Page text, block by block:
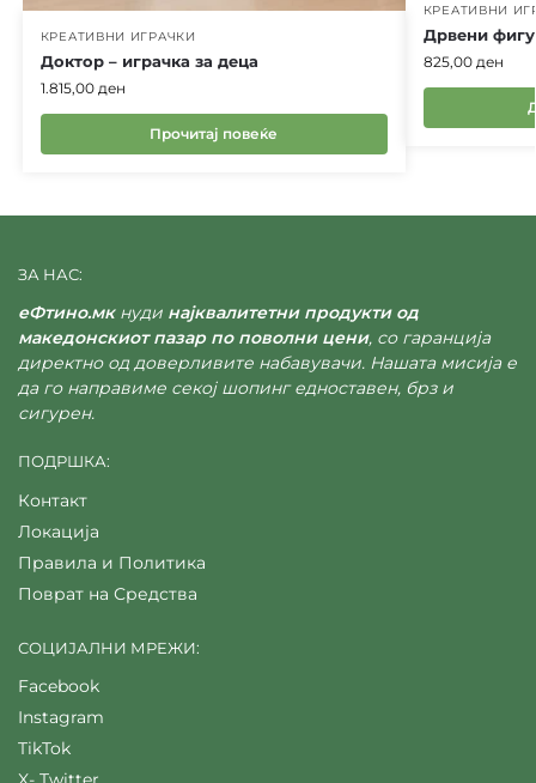
КРЕАТИВНИ ИГРАЧКИ
Доктор – играчка за деца
1.815,00 ден
Прочитај повеќе
КРЕАТИВНИ
Дрвени
825,00 ден
ЗА НАС:
еФтино.мкнуди најквалитетни продукти од
македонскиот пазар по поволни цени, со гаранција
директно од доверливите набавувачи. Нашата мисија е
да го направиме секој шопинг едноставен, брз и
сигурен.
ПОДРШКА:
Контакт
Локација
Правила и Политика
Поврат на Средства
СОЦИЈАЛНИ МРЕЖИ:
Facebook
Instagram
TikTok